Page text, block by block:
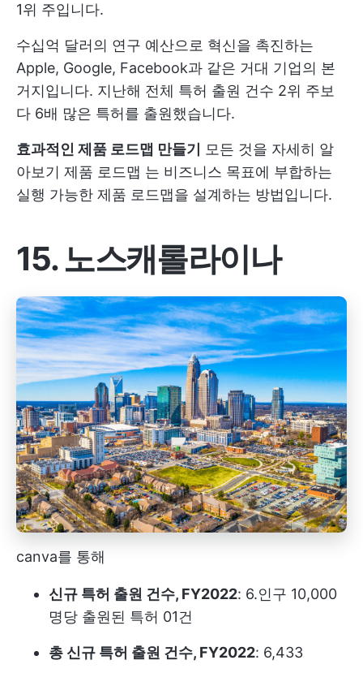
1위 주입니다.
수십억 달러의 연구 예산으로 혁신을 촉진하는
Apple, Google, Facebook과 같은 거대 기업의 본
거지입니다. 지난해 전체 특허 출원 건수 2위 주보
다 6배 많은 특허를 출원했습니다.
효과적인 제품 로드맵 만들기
모든 것을 자세히 알
아보기 제품 로드맵 는 비즈니스 목표에 부합하는
실행 가능한 제품 로드맵을 설계하는 방법입니다.
15. 노스캐롤라이나
canva를 통해
신규 특허 출원 건수, FY2022: 6.인구 10,000
명당 출원된 특허 01건
총 신규 특허 출원 건수, FY2022: 6,433